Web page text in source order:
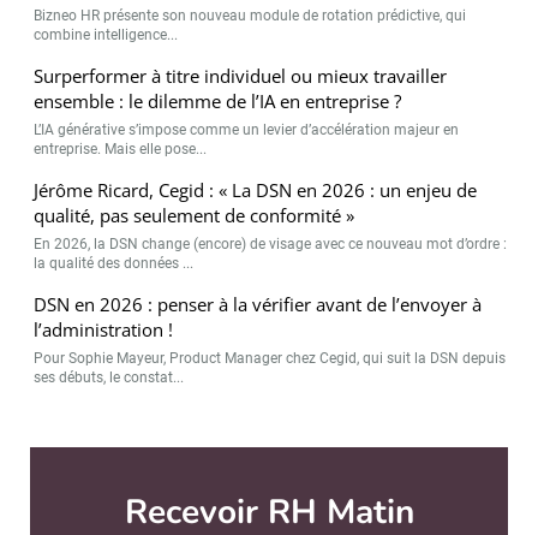
Bizneo HR présente son nouveau module de rotation prédictive, qui
combine intelligence...
Surperformer à titre individuel ou mieux travailler
ensemble : le dilemme de l’IA en entreprise ?
L’IA générative s’impose comme un levier d’accélération majeur en
entreprise. Mais elle pose...
Jérôme Ricard, Cegid : « La DSN en 2026 : un enjeu de
qualité, pas seulement de conformité »
En 2026, la DSN change (encore) de visage avec ce nouveau mot d’ordre :
la qualité des données ...
DSN en 2026 : penser à la vérifier avant de l’envoyer à
l’administration !
Pour Sophie Mayeur, Product Manager chez Cegid, qui suit la DSN depuis
ses débuts, le constat...
RH Matin est édité par